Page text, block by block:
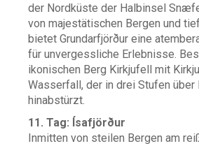
der Nordküste der Halbinsel
von majestätischen Bergen und
bietet Grundarfjörður eine
für unvergessliche Erlebnisse.
ikonischen Berg Kirkjufell mit
Wasserfall, der in drei Stufen über
hinabstürzt.
11. Tag: Ísafjörður
Inmitten von steilen Bergen am